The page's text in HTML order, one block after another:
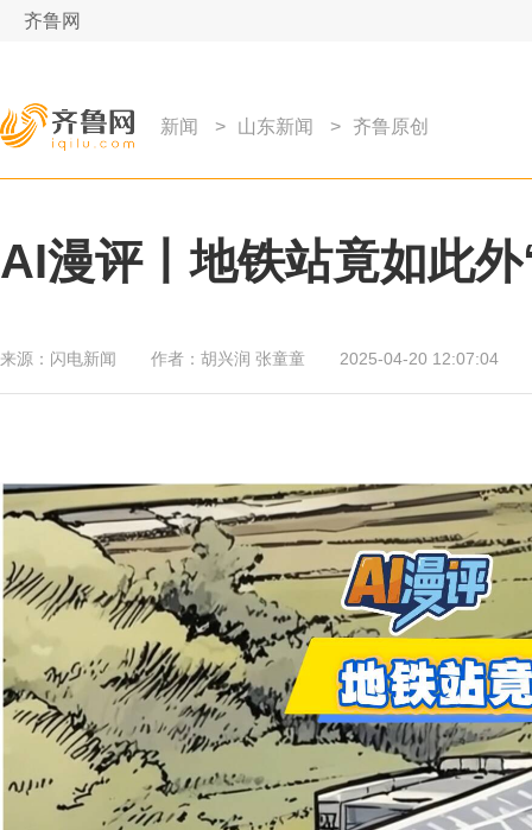
齐鲁网
新闻 > 山东新闻 > 齐鲁原创
AI漫评丨地铁站竟如此外
来源： 闪电新闻 作者： 胡兴润 张童童 2025-04-20 12:07:04